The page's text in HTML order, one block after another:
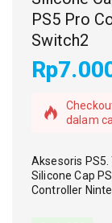
PS5 Pro
Switch2
Rp 2
dalam
Aksesoris
Silicone Cap
Controller